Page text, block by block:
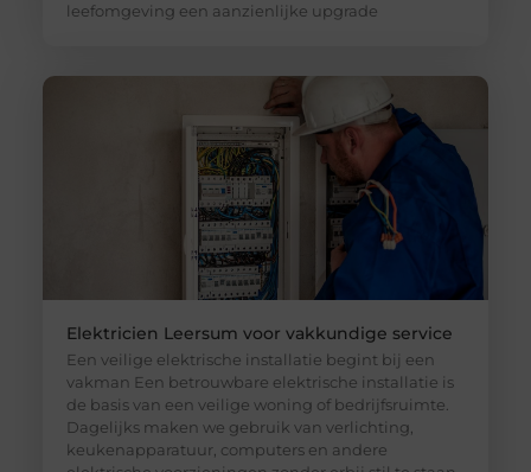
leefomgeving een aanzienlijke upgrade
Elektricien Leersum voor vakkundige service
Een veilige elektrische installatie begint bij een
vakman Een betrouwbare elektrische installatie is
de basis van een veilige woning of bedrijfsruimte.
Dagelijks maken we gebruik van verlichting,
keukenapparatuur, computers en andere